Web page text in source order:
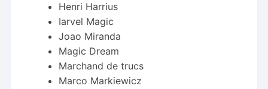
Henri Harrius
Iarvel Magic
Joao Miranda
Magic Dream
Marchand de trucs
Marco Markiewicz